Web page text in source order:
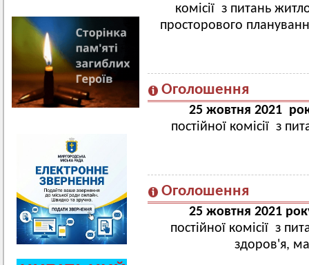
комісії з питань
просторового
Оголошення
25 жовтня 2021
постійної комісії з
Оголошення
25 жовтня 2021
постійної комісії з
здоров'я,